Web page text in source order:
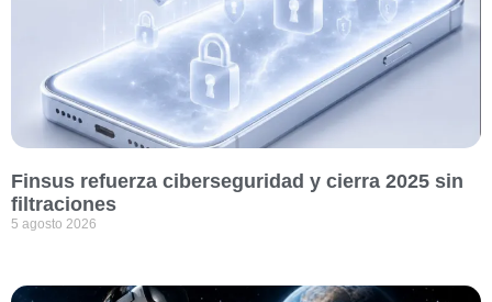
Finsus refuerza ciberseguridad y cierra 2025 sin
filtraciones
5 agosto 2026